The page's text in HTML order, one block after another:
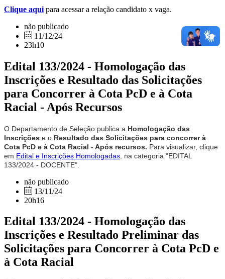
Clique aqui para acessar a relação candidato x vaga.
não publicado
11/12/24
23h10
Edital 133/2024 - Homologação das
Inscrições e Resultado das Solicitações
para Concorrer à Cota PcD e à Cota
Racial - Após Recursos
O Departamento de Seleção publica a Homologação das
Inscrições e o Resultado das Solicitações para concorrer à
Cota PcD e à Cota Racial - Após recursos. Para visualizar, clique
em Edital e Inscrições Homologadas , na categoria "EDITAL
133/2024 - DOCENTE".
não publicado
13/11/24
20h16
Edital 133/2024 - Homologação das
Inscrições e Resultado Preliminar das
Solicitações para Concorrer à Cota PcD e
à Cota Racial